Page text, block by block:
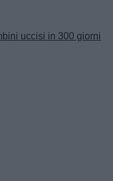
uccisi in 300 giorni